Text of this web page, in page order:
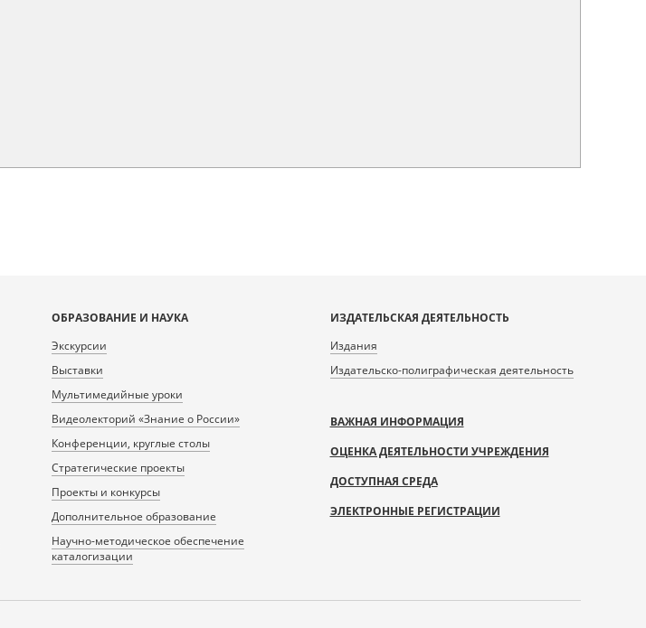
ОБРАЗОВАНИЕ И НАУКА
Экскурсии
Выставки
Мультимедийные уроки
Видеолекторий «Знание о России»
Конференции, круглые столы
Стратегические проекты
Проекты и конкурсы
Дополнительное образование
Научно-методическое обеспечение
каталогизации
ИЗДАТЕЛЬСКАЯ ДЕЯТЕЛЬНОСТЬ
Издания
Издательско-полиграфическая деятельность
ВАЖНАЯ ИНФОРМАЦИЯ
ОЦЕНКА ДЕЯТЕЛЬНОСТИ УЧРЕЖДЕНИЯ
ДОСТУПНАЯ СРЕДА
ЭЛЕКТРОННЫЕ РЕГИСТРАЦИИ